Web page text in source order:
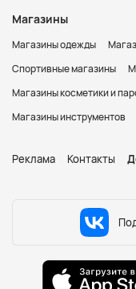
Магазины
Магазины одежды
Спортивные магазины
Магазины косметики и
Магазины инструментов
Реклама Контакты